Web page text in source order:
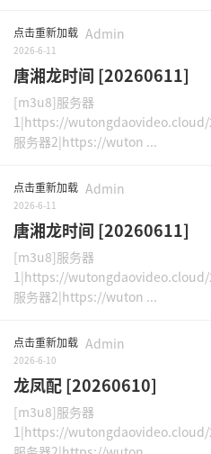
点击重新加载 Admin
2026-6-11
唐湘龙时间 [20260611]
[m3u8]服务器
1|https://
服务器2|https://wuton ...
点击重新加载 Admin
2026-6-11
唐湘龙时间 [20260611]
[m3u8]服务器
1|https://
服务器2|https://wuton ...
点击重新加载 Admin
2026-6-10
龙凤配 [20260610]
[m3u8]服务器
1|https://